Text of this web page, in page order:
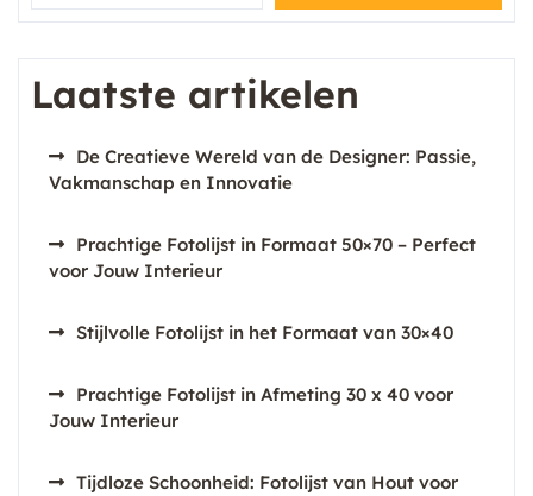
Laatste artikelen
De Creatieve Wereld van de Designer: Passie,
Vakmanschap en Innovatie
Prachtige Fotolijst in Formaat 50×70 – Perfect
voor Jouw Interieur
Stijlvolle Fotolijst in het Formaat van 30×40
Prachtige Fotolijst in Afmeting 30 x 40 voor
Jouw Interieur
Tijdloze Schoonheid: Fotolijst van Hout voor